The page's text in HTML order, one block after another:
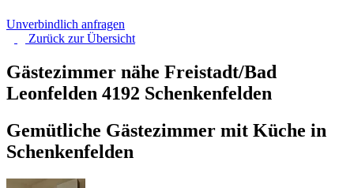
Unverbindlich anfragen
Zurück zurÜbersicht
Gästezimmer nähe Freistadt/Bad
Leonfelden 4192 Schenkenfelden
Gemütliche Gästezimmer mit Küche in
Schenkenfelden